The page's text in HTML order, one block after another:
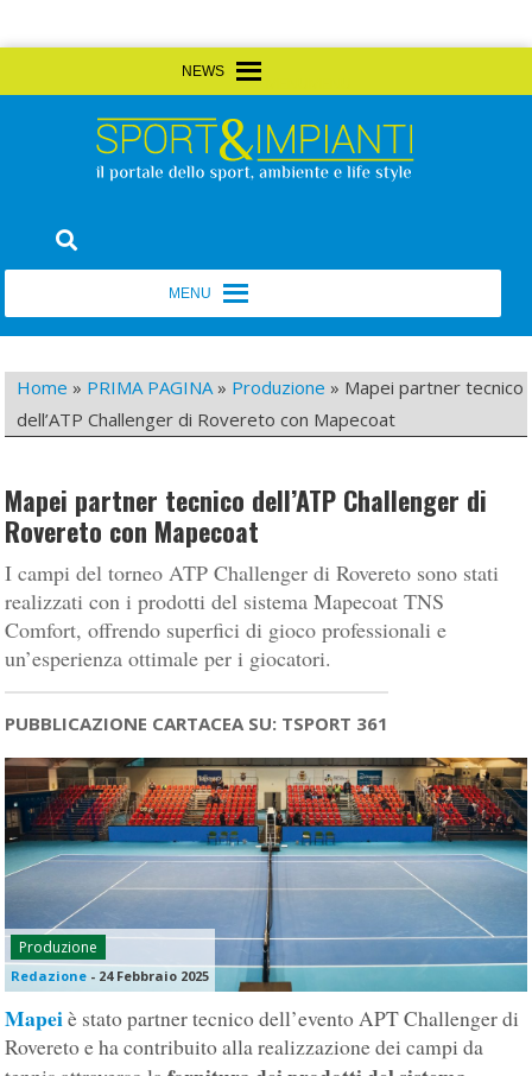
to
Sport&Impianti
Home » PRIMA PAGINA» Produzione » Mapei partner tecnico
dell’ATP Challenger di Rovereto con Mapecoat
Mapei partner tecnico dell’ATP Challenger di
Rovereto con Mapecoat
I campi del torneo ATP Challenger di Rovereto sono stati
realizzati con i prodotti del sistema Mapecoat TNS
Comfort, offrendo superfici di gioco professionali e
un’esperienza ottimale per i giocatori.
PUBBLICAZIONE CARTACEA SU: TSPORT 361
Produzione
Redazione - 24 Febbraio 2025
Mapeiè stato partner tecnico dell’evento APT Challenger di
Rovereto e ha contribuito alla realizzazione dei campi da